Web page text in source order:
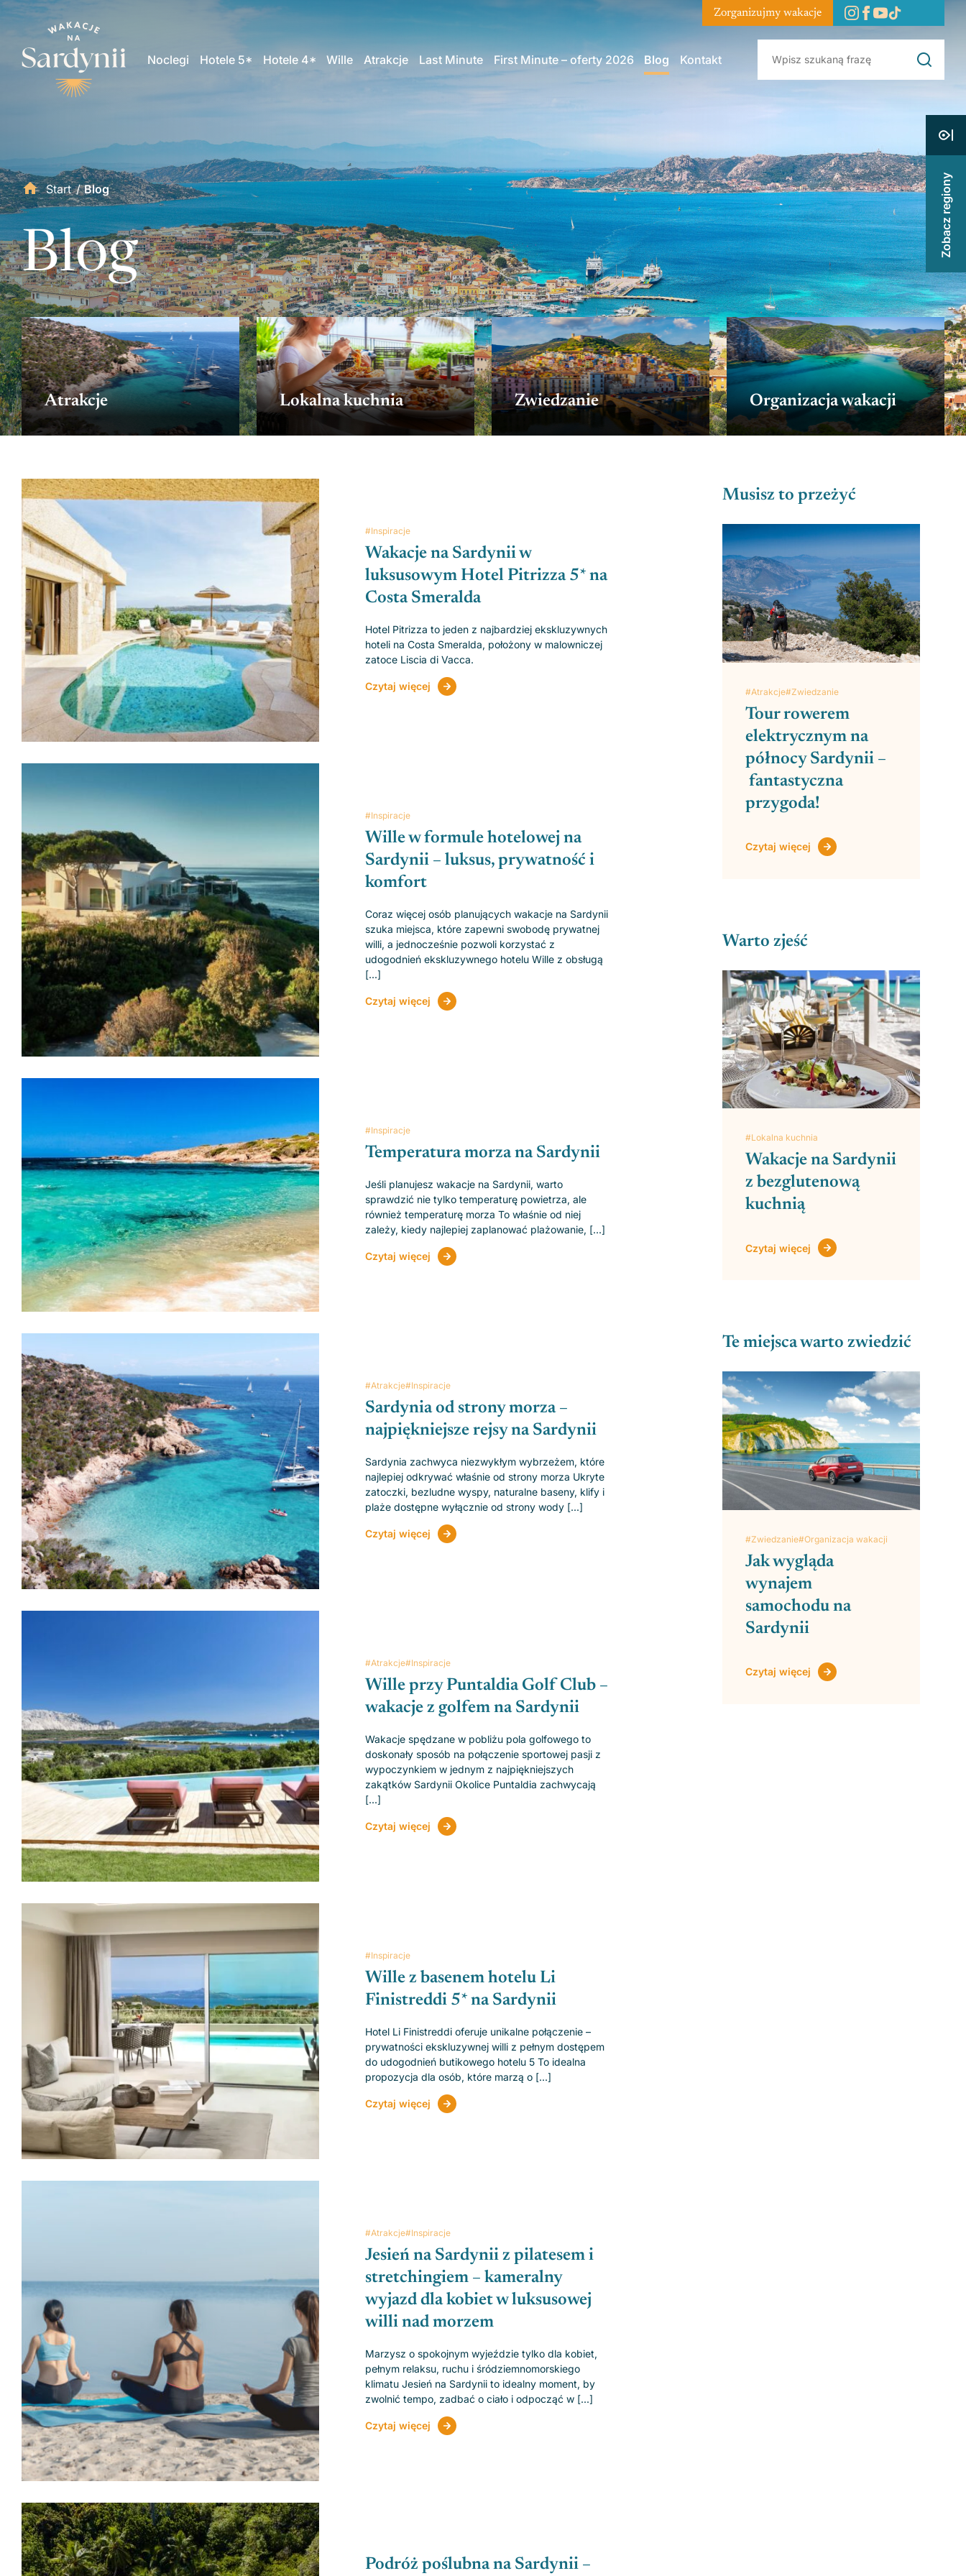
Noclegi Hotele 5* Hotele 4* Wille Atrakcje Last Minute First Minute – oferty 2026 Blog Kontakt
Zorganizujmy wakacje
Start/Blog
Blog
Atrakcje Lokalna kuchnia Zwiedzanie Organizacja wakacji
Musisz to przeżyć
#Atrakcje#Zwiedzanie
Tour rowerem
elektrycznym na
północy Sardynii –
fantastyczna
przygoda!
Czytaj więcej
Warto zjeść
#Lokalna kuchnia
Wakacje na Sardynii
z bezglutenową
kuchnią
Czytaj więcej
Te miejsca warto zwiedzić
#Zwiedzanie#Organizacja wakacji
Jak wygląda
wynajem
samochodu na
Sardynii
Czytaj więcej
#Inspiracje
Wakacje na Sardynii w
luksusowym Hotel Pitrizza 5* na
Costa Smeralda
Hotel Pitrizza to jeden z najbardziej ekskluzywnych
hoteli na Costa Smeralda, położony w malowniczej
zatoce Liscia di Vacca.
Czytaj więcej
#Inspiracje
Wille w formule hotelowej na
Sardynii – luksus, prywatność i
komfort
Coraz więcej osób planujących wakacje na Sardynii
szuka miejsca, które zapewni swobodę prywatnej
willi, a jednocześnie pozwoli korzystać z
udogodnień ekskluzywnego hotelu Wille z obsługą
[...]
Czytaj więcej
#Inspiracje
Temperatura morza na Sardynii
Jeśli planujesz wakacje na Sardynii, warto
sprawdzić nie tylko temperaturę powietrza, ale
również temperaturę morza To właśnie od niej
zależy, kiedy najlepiej zaplanować plażowanie, [...]
Czytaj więcej
#Atrakcje#Inspiracje
Sardynia od strony morza –
najpiękniejsze rejsy na Sardynii
Sardynia zachwyca niezwykłym wybrzeżem, które
najlepiej odkrywać właśnie od strony morza Ukryte
zatoczki, bezludne wyspy, naturalne baseny, klify i
plaże dostępne wyłącznie od strony wody [...]
Czytaj więcej
#Atrakcje#Inspiracje
Wille przy Puntaldia Golf Club –
wakacje z golfem na Sardynii
Wakacje spędzane w pobliżu pola golfowego to
doskonały sposób na połączenie sportowej pasji z
wypoczynkiem w jednym z najpiękniejszych
zakątków Sardynii Okolice Puntaldia zachwycają
[...]
Czytaj więcej
#Inspiracje
Wille z basenem hotelu Li
Finistreddi 5* na Sardynii
Hotel Li Finistreddi oferuje unikalne połączenie –
prywatności ekskluzywnej willi z pełnym dostępem
do udogodnień butikowego hotelu 5 To idealna
propozycja dla osób, które marzą o [...]
Czytaj więcej
#Atrakcje#Inspiracje
Jesień na Sardynii z pilatesem i
stretchingiem – kameralny
wyjazd dla kobiet w luksusowej
willi nad morzem
Marzysz o spokojnym wyjeździe tylko dla kobiet,
pełnym relaksu, ruchu i śródziemnomorskiego
klimatu Jesień na Sardynii to idealny moment, by
zwolnić tempo, zadbać o ciało i odpocząć w [...]
Czytaj więcej
Podróż poślubna na Sardynii –
Zobacz regiony